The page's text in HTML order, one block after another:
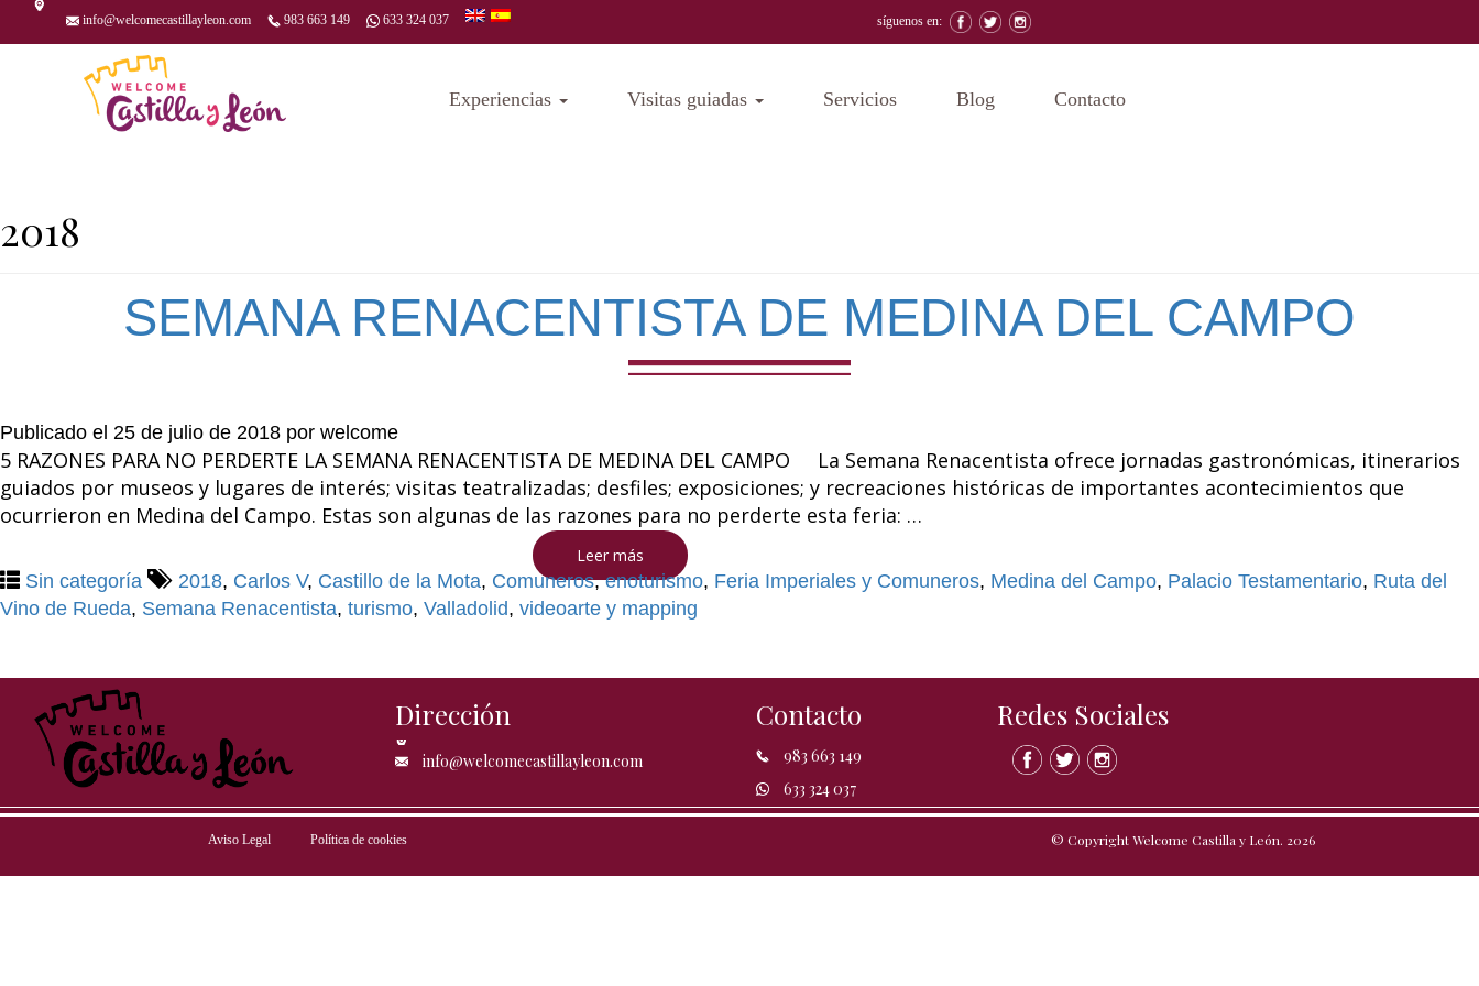
info@welcomecastillayleon.com 983 663 149 633 324 037 síguenos en:
Experiencias Visitas guiadas Servicios Blog Contacto
2018
SEMANA RENACENTISTA DE MEDINA DEL CAMPO
Publicado el 25 de julio de 2018 por welcome
5 RAZONES PARA NO PERDERTE LA SEMANA RENACENTISTA DE MEDINA DEL CAMPO La Semana Renacentista ofrece jornadas gastronómicas, itinerarios
guiados por museos y lugares de interés; visitas teatralizadas; desfiles; exposiciones; y recreaciones históricas de importantes acontecimientos que
ocurrieron en Medina del Campo. Estas son algunas de las razones para no perderte esta feria: …
Leer más
Sin categoría 2018, Carlos V, Castillo de la Mota, Comuneros,enoturismo, Feria Imperiales y Comuneros, Medina del Campo, Palacio Testamentario, Ruta del
Vino de Rueda, Semana Renacentista, turismo, Valladolid, videoarte y mapping
Dirección
info@welcomecastillayleon.com
Contacto
983 663 149
633 324 037
Redes Sociales
Aviso Legal Política de cookies © Copyright Welcome Castilla y León. 2026